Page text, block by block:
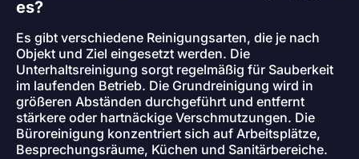
es?
Es gibt verschiedene Reinigungsarten, die je nach
Objekt und Ziel eingesetzt werden. Die
Unterhaltsreinigung sorgt regelmäßig für Sauberkeit
im laufenden Betrieb. Die Grundreinigung wird in
größeren Abständen durchgeführt und entfernt
stärkere oder hartnäckige Verschmutzungen. Die
Büroreinigung konzentriert sich auf Arbeitsplätze,
Besprechungsräume, Küchen und Sanitärbereiche.